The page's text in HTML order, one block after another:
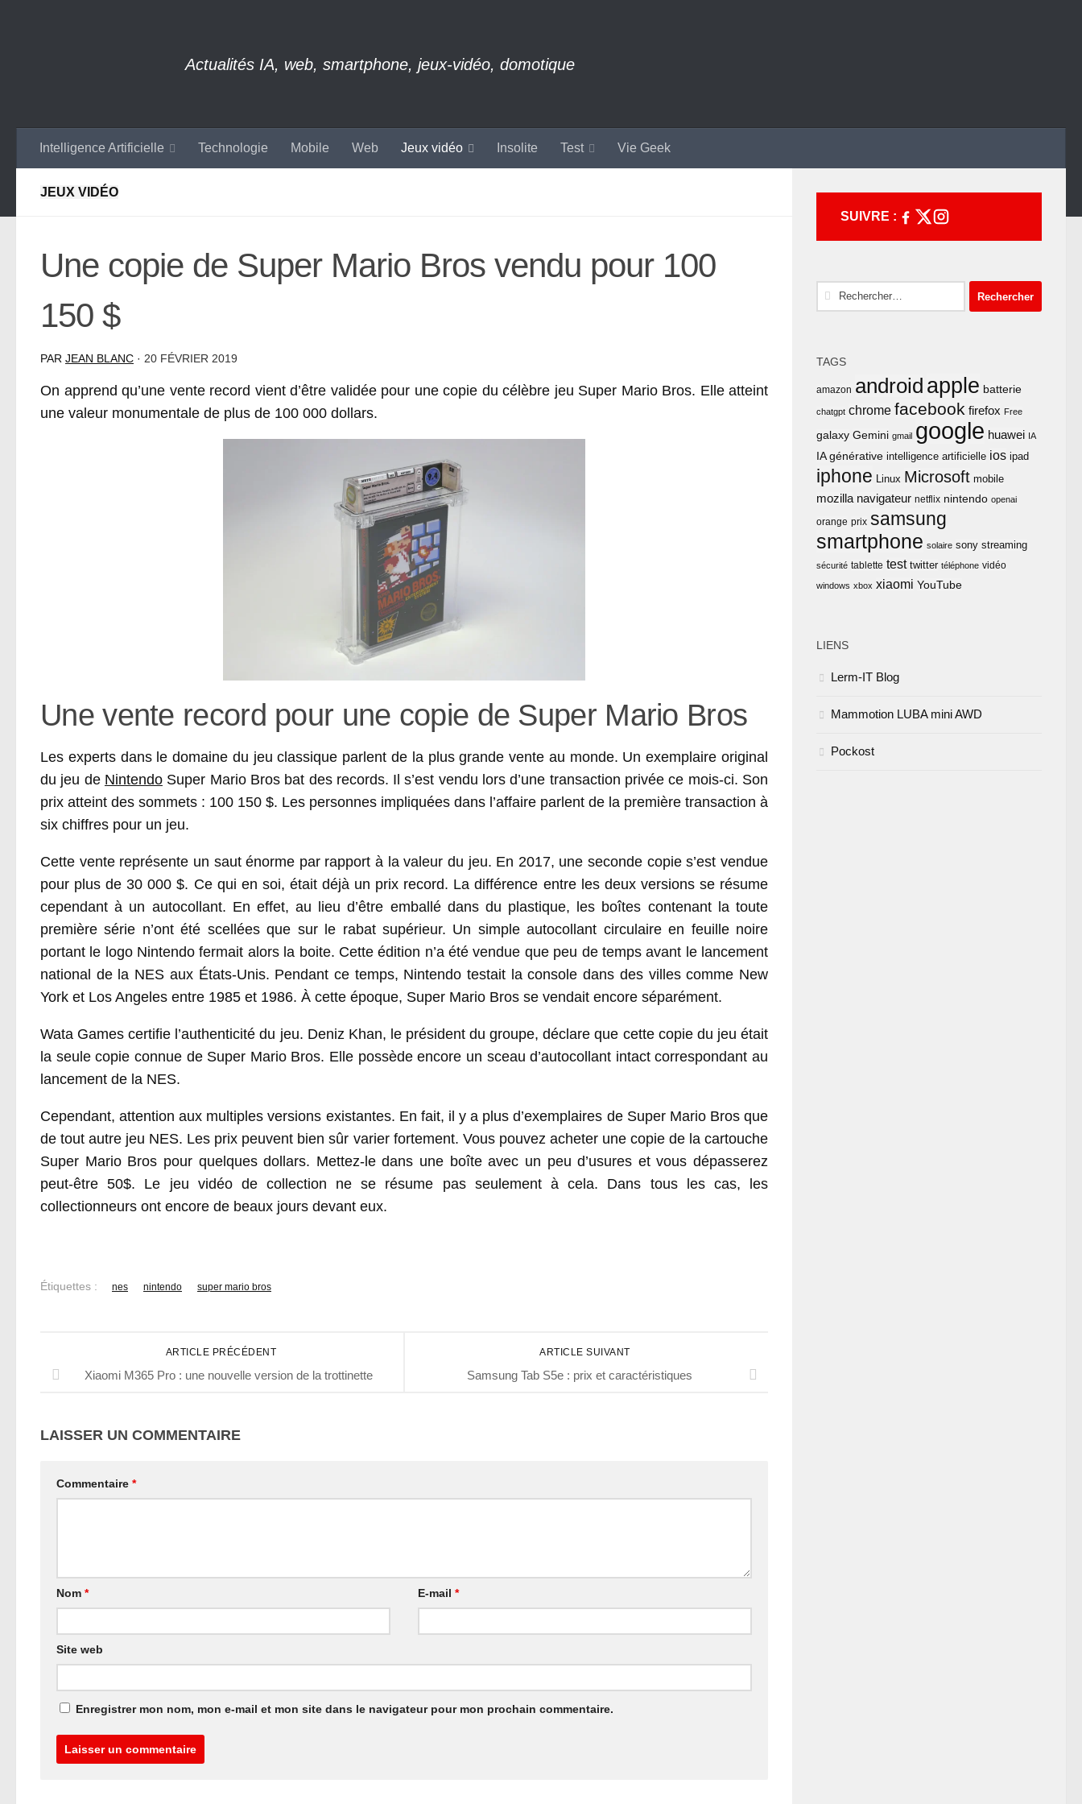
Actualités IA, web, smartphone, jeux-vidéo, domotique
Intelligence Artificielle Technologie Mobile Web Jeux vidéo Insolite Test Vie Geek
JEUX VIDÉO
Une copie de Super Mario Bros vendu pour 100
150 $
PAR JEAN BLANC · 20 FÉVRIER 2019
On apprend qu’une vente record vient d’être validée pour une copie du célèbre jeu Super Mario Bros. Elle atteint
une valeur monumentale de plus de 100 000 dollars.
Une vente record pour une copie de Super Mario Bros
Les experts dans le domaine du jeu classique parlent de la plus grande vente au monde. Un exemplaire original
du jeu de NintendoSuper Mario Bros bat des records. Il s’est vendu lors d’une transaction privée ce mois-ci. Son
prix atteint des sommets : 100 150 $. Les personnes impliquées dans l’affaire parlent de la première transaction à
six chiffres pour un jeu.
Cette vente représente un saut énorme par rapport à la valeur du jeu. En 2017, une seconde copie s’est vendue
pour plus de 30 000 $. Ce qui en soi, était déjà un prix record. La différence entre les deux versions se résume
cependant à un autocollant. En effet, au lieu d’être emballé dans du plastique, les boîtes contenant la toute
première série n’ont été scellées que sur le rabat supérieur. Un simple autocollant circulaire en feuille noire
portant le logo Nintendo fermait alors la boite. Cette édition n’a été vendue que peu de temps avant le lancement
national de la NES aux États-Unis. Pendant ce temps, Nintendo testait la console dans des villes comme New
York et Los Angeles entre 1985 et 1986. À cette époque, Super Mario Bros se vendait encore séparément.
Wata Games certifie l’authenticité du jeu. Deniz Khan, le président du groupe, déclare que cette copie du jeu était
la seule copie connue de Super Mario Bros. Elle possède encore un sceau d’autocollant intact correspondant au
lancement de la NES.
Cependant, attention aux multiples versions existantes. En fait, il y a plus d’exemplaires de Super Mario Bros que
de tout autre jeu NES. Les prix peuvent bien sûr varier fortement. Vous pouvez acheter une copie de la cartouche
Super Mario Bros pour quelques dollars. Mettez-le dans une boîte avec un peu d’usures et vous dépasserez
peut-être 50$. Le jeu vidéo de collection ne se résume pas seulement à cela. Dans tous les cas, les
collectionneurs ont encore de beaux jours devant eux.
Étiquettes : nes nintendo super mario bros
ARTICLE SUIVANT
Samsung Tab S5e : prix et caractéristiques
ARTICLE PRÉCÉDENT
Xiaomi M365 Pro : une nouvelle version de la trottinette
LAISSER UN COMMENTAIRE
Commentaire *
Nom * E-mail*
Site web
Enregistrer mon nom, mon e-mail et mon site dans le navigateur pour mon prochain commentaire.
SUIVRE :
Rechercher :
TAGS
amazon android apple batterie
chatgpt chrome facebook firefox Free
galaxy Gemini gmail google huawei IA
IA générative intelligence artificielle ios ipad
iphone Linux Microsoft mobile
mozilla navigateur netflix nintendo openai
orange prix samsung
smartphone solaire sony streaming
sécurité tablette test twitter téléphone vidéo
windows xbox xiaomi YouTube
LIENS
Lerm-IT Blog
Mammotion LUBA mini AWD
Pockost